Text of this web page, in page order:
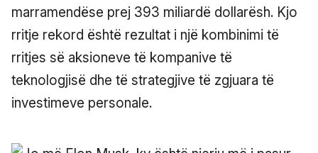
marramendëse prej 393 miliardë dollarësh. Kjo
rritje rekord është rezultat i një kombinimi të
rritjes së aksioneve të kompanive të
teknologjisë dhe të strategjive të zgjuara të
investimeve personale.